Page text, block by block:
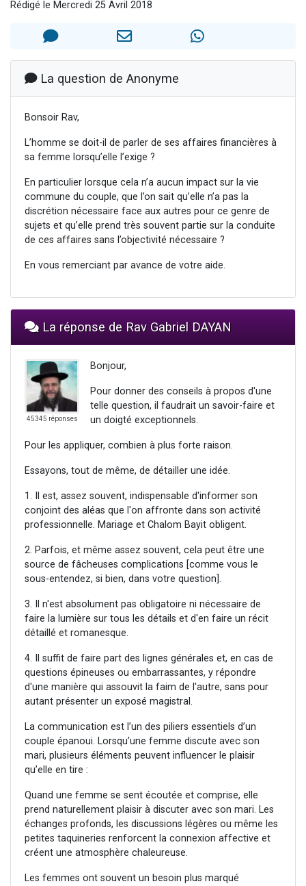
12 nouvelles musiques dans Torah-Box Music
2 personnes viennent de nous rejoindre sur WhatsApp
Rédigé le Mercredi 25 Avril 2018
La question de Anonyme
Bonsoir Rav,
L’homme se doit-il de parler de ses affaires financières à
sa femme lorsqu’elle l’exige ?
En particulier lorsque cela n’a aucun impact sur la vie
commune du couple, que l’on sait qu’elle n’a pas la
discrétion nécessaire face aux autres pour ce genre de
sujets et qu’elle prend très souvent partie sur la conduite
de ces affaires sans l’objectivité nécessaire ?
En vous remerciant par avance de votre aide.
La réponse de Rav Gabriel DAYAN
45345 réponses
Bonjour,
Pour donner des conseils à propos d'une
telle question, il faudrait un savoir-faire et
un doigté exceptionnels.
Pour les appliquer, combien à plus forte raison.
Essayons, tout de même, de détailler une idée.
1. Il est, assez souvent, indispensable d'informer son
conjoint des aléas que l'on affronte dans son activité
professionnelle. Mariage et Chalom Bayit obligent.
2. Parfois, et même assez souvent, cela peut être une
source de fâcheuses complications [comme vous le
sous-entendez, si bien, dans votre question].
3. Il n'est absolument pas obligatoire ni nécessaire de
faire la lumière sur tous les détails et d'en faire un récit
détaillé et romanesque.
4. Il suffit de faire part des lignes générales et, en cas de
questions épineuses ou embarrassantes, y répondre
d'une manière qui assouvit la faim de l'autre, sans pour
autant présenter un exposé magistral.
La communication est l’un des piliers essentiels d’un
couple épanoui. Lorsqu’une femme discute avec son
mari, plusieurs éléments peuvent influencer le plaisir
qu’elle en tire :
Quand une femme se sent écoutée et comprise, elle
prend naturellement plaisir à discuter avec son mari. Les
échanges profonds, les discussions légères ou même les
petites taquineries renforcent la connexion affective et
créent une atmosphère chaleureuse.
Les femmes ont souvent un besoin plus marqué